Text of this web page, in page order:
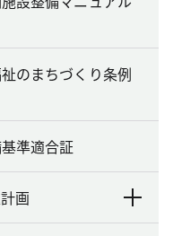
のまちづくり条例
準適合証
画